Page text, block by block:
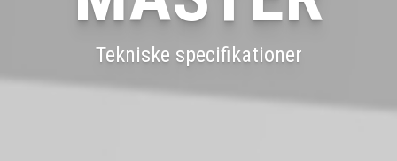
Tekniske specifikationer